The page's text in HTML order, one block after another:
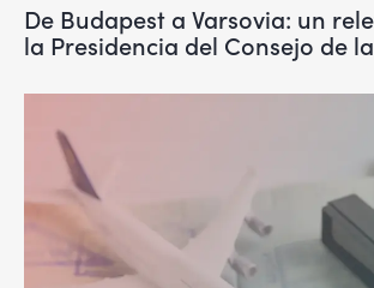
De Budapest a Varsovia: un
la Presidencia del Consejo de